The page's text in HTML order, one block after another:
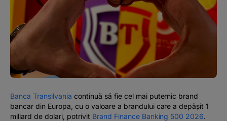
#BTVOICE
Banca Transilvania continuă să fie cel mai puternic brand
bancar din Europa, cu o valoare a brandului care a depășit 1
miliard de dolari, potrivit Brand Finance Banking 500 2026.